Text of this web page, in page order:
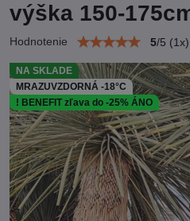
NA SKLADE
MRAZUVZDORNÁ -18°C
! BENEFIT zľava do -25% ÁNO
výška 150-
Hodnotenie 5/5 (1x)